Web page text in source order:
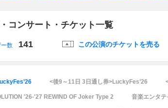
コンサート・チケット一覧
数 141 この公演のチケットを売る
<後9～11日 3日通し券>LuckyFes’26
'26-'27 REWIND OF Joker Type 2 音楽エンタ